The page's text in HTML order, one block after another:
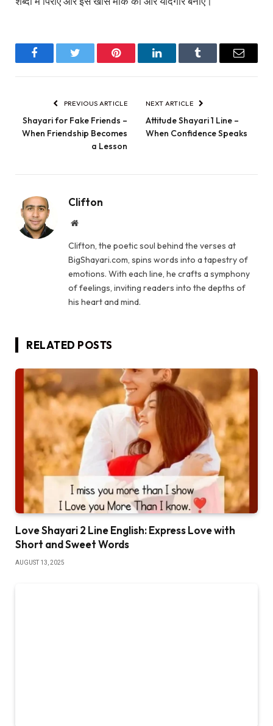
FacebookTwitter Pinterest LinkedInTumblr Email
PREVIOUS ARTICLE
Shayari for Fake Friends –
When Friendship Becomes
a Lesson
NEXT ARTICLE
Attitude Shayari 1 Line –
When Confidence Speaks
Clifton
Website
Clifton, the poetic soul behind the verses at
BigShayari.com, spins words into a tapestry of
emotions. With each line, he crafts a symphony
of feelings, inviting readers into the depths of
his heart and mind.
RELATED POSTS
Love Shayari 2 Line English: Express Love with
Short and Sweet Words
AUGUST 13, 2025